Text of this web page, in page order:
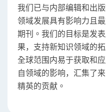
我们已与内部编辑和出
领域发展具有影响力且
期刊。我们的目标是发
果，支持新知识领域的
全球范围内易于获取和
自领域的影响，汇集了
精英的贡献。